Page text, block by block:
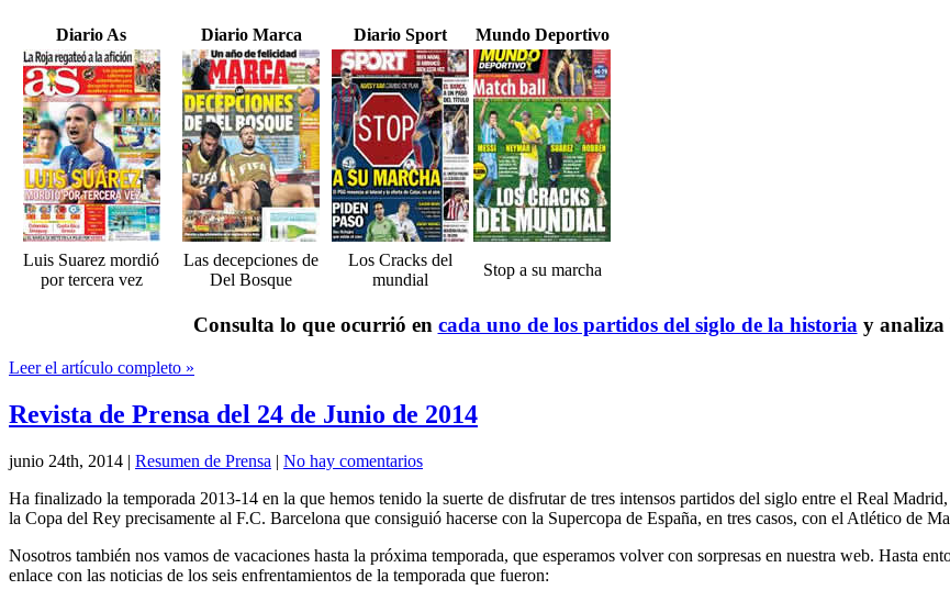
Diario As Diario Marca Diario Sport Mundo Deportivo
Luis Suarez mordió
por tercera vez
Las decepciones de
Del Bosque
Los Cracks del
mundial
Stop a su marcha
Consulta lo que ocurrió en cada uno de los partidos del siglo de la historiay analiza
Leer el artículo completo »
Revista de Prensa del 24 de Junio de 2014
junio 24th, 2014 | Resumen de Prensa | No hay comentarios
Ha finalizado la temporada 2013-14 en la que hemos tenido la suerte de disfrutar de tres intensos partidos del siglo entre el Real
la Copa del Rey precisamente al F.C. Barcelona que consiguió hacerse con la Supercopa de España, en tres casos, con el Atlético de
Nosotros también nos vamos de vacaciones hasta la próxima temporada, que esperamos volver con sorpresas en nuestra web. Hasta
enlace con las noticias de los seis enfrentamientos de la temporada que fueron: